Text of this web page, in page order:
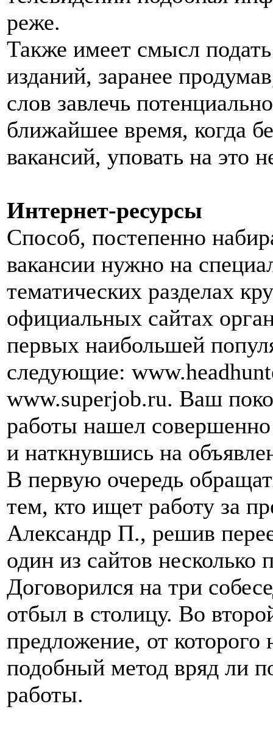
реже.
Также имеет смысл
изданий, заранее
слов завлечь
ближайшее время, когда
вакансий, уповать на это
Интернет-ресурсы
Способ, постепенно
вакансии нужно на
тематических разделах
официальных сайтах
первых наибольшей
следующие:
www.superjob.ru. Ваш
работы нашел совершенно
и наткнувшись на
В первую очередь
тем, кто ищет работу за
Александр П., решив
один из сайтов несколько
Договорился на три
отбыл в столицу. Во
предложение, от которого
подобный метод вряд ли
работы.